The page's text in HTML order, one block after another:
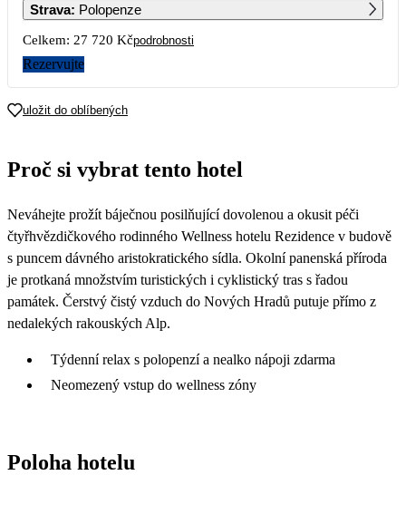
3 4
17
13 860
13 860 13 860
13 860
Strava: Polopenze
Celkem: 27 720 Kčpodrobnosti
Rezervujte
uložit do oblíbených
Proč si vybrat tento hotel
Neváhejte prožít báječnou posilňující dovolenou a okusit péči
čtyřhvězdičkového rodinného Wellness hotelu Rezidence v budově
s puncem dávného aristokratického sídla. Okolní panenská příroda
je protkaná množstvím turistických i cyklistický tras s řadou
památek. Čerstvý čistý vzduch do Nových Hradů putuje přímo z
nedalekých rakouských Alp.
Týdenní relax s polopenzí a nealko nápoji zdarma
Neomezený vstup do wellness zóny
Poloha hotelu